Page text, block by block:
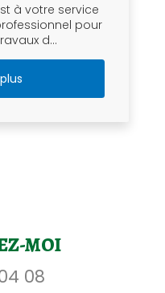
à votre service
pour
d...
MOI
08